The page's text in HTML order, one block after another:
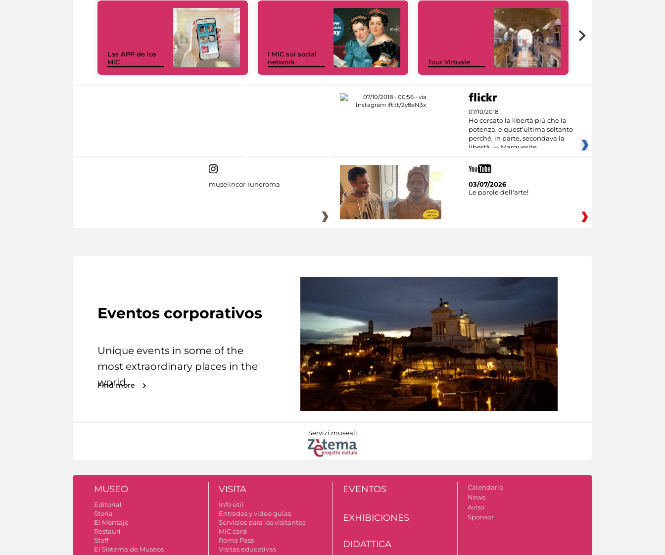
Las APP de los
MiC
I MiC sui social
network
Tour Virtuale
07/10/2018
Ho cercato la libertà più che la
potenza, e quest'ultima soltanto
perché, in parte, secondava la
libertà. — Marguerite
museiincomuneroma
03/07/2026
Le parole dell'arte!
Eventos corporativos
Unique events in some of the
most extraordinary places in the
world.
Find more
Servizi museali
MUSEO
Editorial
Storia
El Montaje
Restauri
Staff
El Sistema de Museos
VISITA
Info útil
Entradas y video guías
Servicios para los visitantes
MIC card
Roma Pass
Visitas educativas
EVENTOS
EXHIBICIONES
DIDATTICA
Calendario
News
Aviso
Sponsor